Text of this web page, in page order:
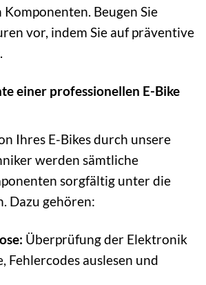
Beugen Sie
vor, indem Sie auf präventive
einer professionellen E-Bike
Ihres E-Bikes durch unsere
werden sämtliche
sorgfältig unter die
Dazu gehören:
Überprüfung der Elektronik
Fehlercodes auslesen und